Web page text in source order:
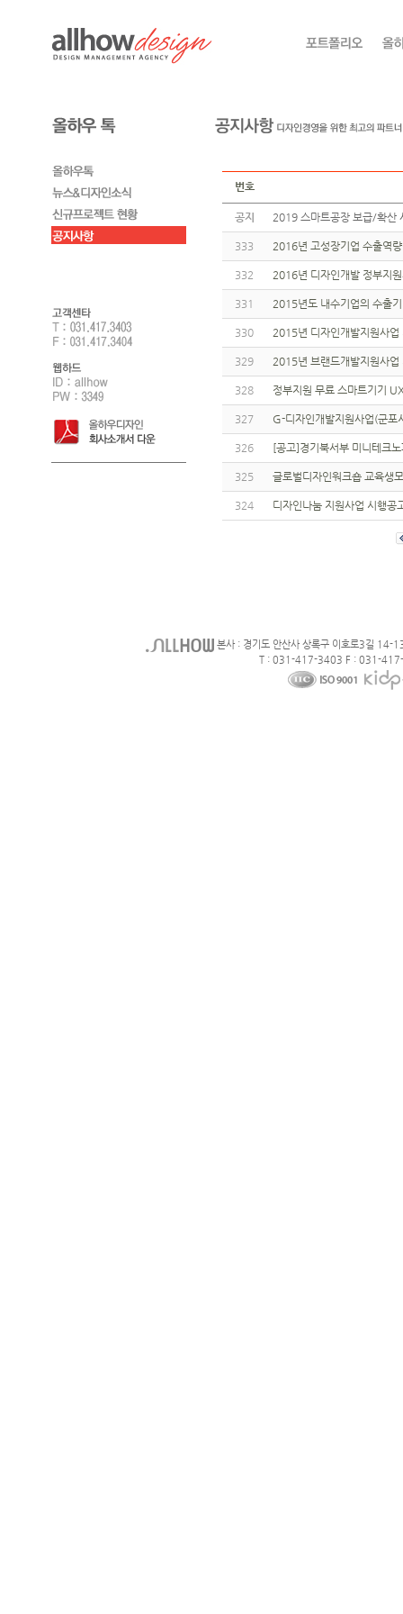
번호
공지 2019 스마트공장 보급/확
333 2016년 고성장기업 수출역
332 2016년 디자인개발 정부지
331 2015년도 내수기업의 수출
330 2015년 디자인개발지원사업
329 2015년 브랜드개발지원사업
328 정부지원 무료 스마트기기
327 G-디자인개발지원사업(군포
326 [공고]경기북서부 미니테크
325 글로벌디자인워크숍 교육생
324 디자인나눔 지원사업 시행공
본사 : 경기도 안산사 상록구 이호로3길 14-
T : 031-417-3403 F : 031-